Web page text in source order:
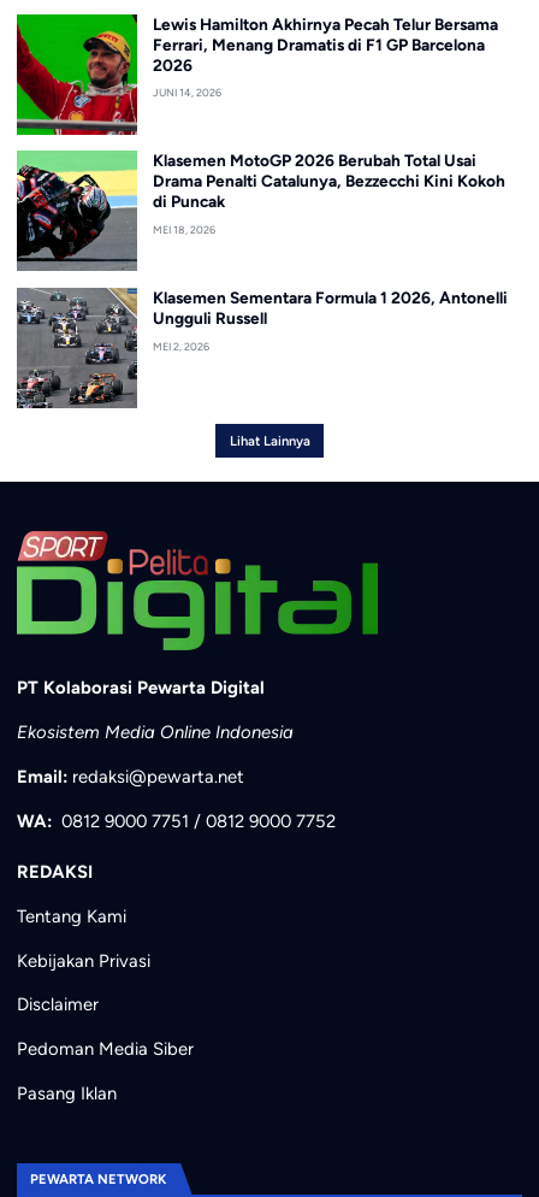
Lewis Hamilton Akhirnya Pecah Telur Bersama
Ferrari, Menang Dramatis di F1 GP Barcelona
2026
JUNI 14, 2026
Klasemen MotoGP 2026 Berubah Total Usai
Drama Penalti Catalunya, Bezzecchi Kini Kokoh
di Puncak
MEI 18, 2026
Klasemen Sementara Formula 1 2026, Antonelli
Ungguli Russell
MEI 2, 2026
Lihat Lainnya
PT Kolaborasi Pewarta Digital
Ekosistem Media Online Indonesia
Email: redaksi@pewarta.net
WA: 0812 9000 7751 / 0812 9000 7752
REDAKSI
Tentang Kami
Kebijakan Privasi
Disclaimer
Pedoman Media Siber
Pasang Iklan
PEWARTA NETWORK